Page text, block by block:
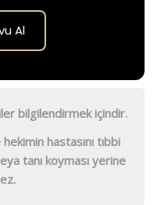
Al
bilgilendirmek içindir.
hastasını tıbbi
tanı koyması yerine